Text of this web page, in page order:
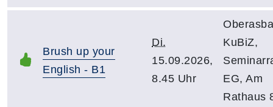
Brush up your
English - B1
Di.
15.09.2026,
8.45 Uhr
KuBiZ,
EG, Am
Rathaus